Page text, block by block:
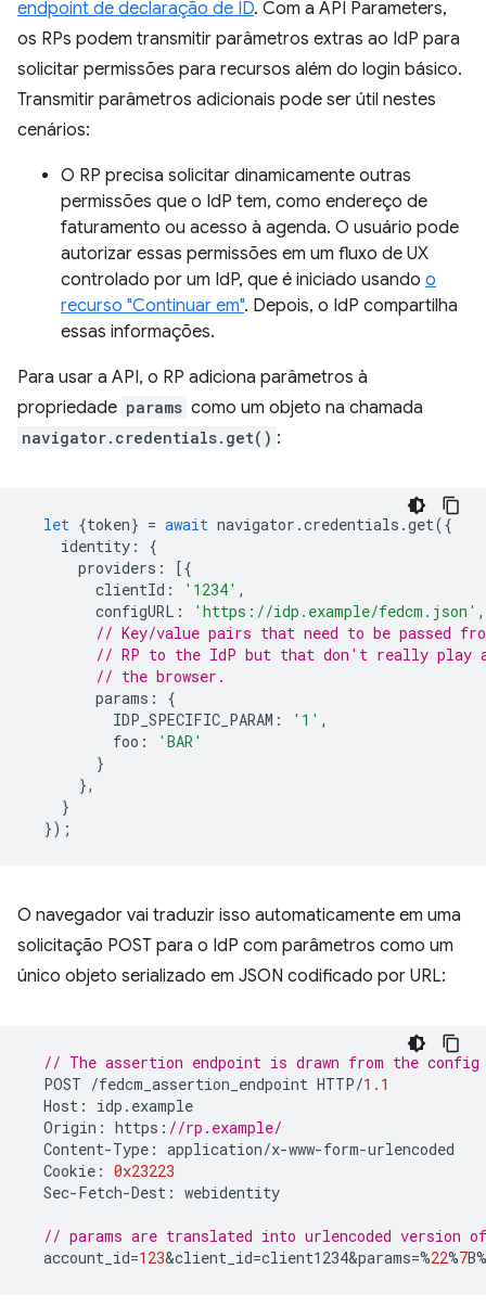
endpoint de declaração de ID. Com a API Parameters,
os RPs podem transmitir parâmetros extras ao IdP para
solicitar permissões para recursos além do login básico.
Transmitir parâmetros adicionais pode ser útil nestes
cenários:
O RP precisa solicitar dinamicamente outras
permissões que o IdP tem, como endereço de
faturamento ou acesso à agenda. O usuário pode
autorizar essas permissões em um fluxo de UX
controlado por um IdP, que é iniciado usando o
recurso "Continuar em". Depois, o IdP compartilha
essas informações.
Para usar a API, o RP adiciona parâmetros à
propriedade params como um objeto na chamada
navigator.credentials.get() :
let {token} = await navigator .credentials .get({
identity :
{
providers :
[{
clientId : '1234' ,
configURL : 'https://idp.example/fedcm.json' ,
// Key/value pairs that need to be passed
// RP to the IdP but that don't really play
// the browser.
params :
{
IDP_SPECIFIC_PARAM : '1' ,
foo :
'BAR'
}
},
}
});
O navegador vai traduzir isso automaticamente em uma
solicitação POST para o IdP com parâmetros como um
único objeto serializado em JSON codificado por URL:
// The assertion endpoint is drawn from the
POST /fedcm_assertion_endpoint HTTP/1.1
Host : idp . example
Origin : https : //rp.example/
Content-Type : application/x-www-form-urlencoded
Cookie : 0x23223
Sec-Fetch-Dest : webidentity
// params are translated into urlencoded version
account_id=123&client_id=client1234&params=%22%7B%